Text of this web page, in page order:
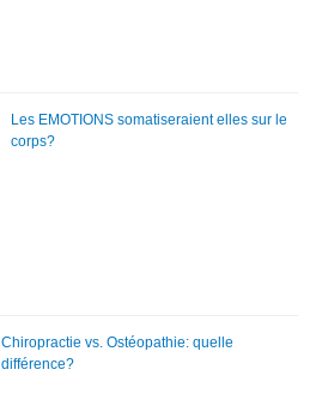
Les EMOTIONS somatiseraient elles sur le
corps?
Chiropractie vs. Ostéopathie: quelle
différence?